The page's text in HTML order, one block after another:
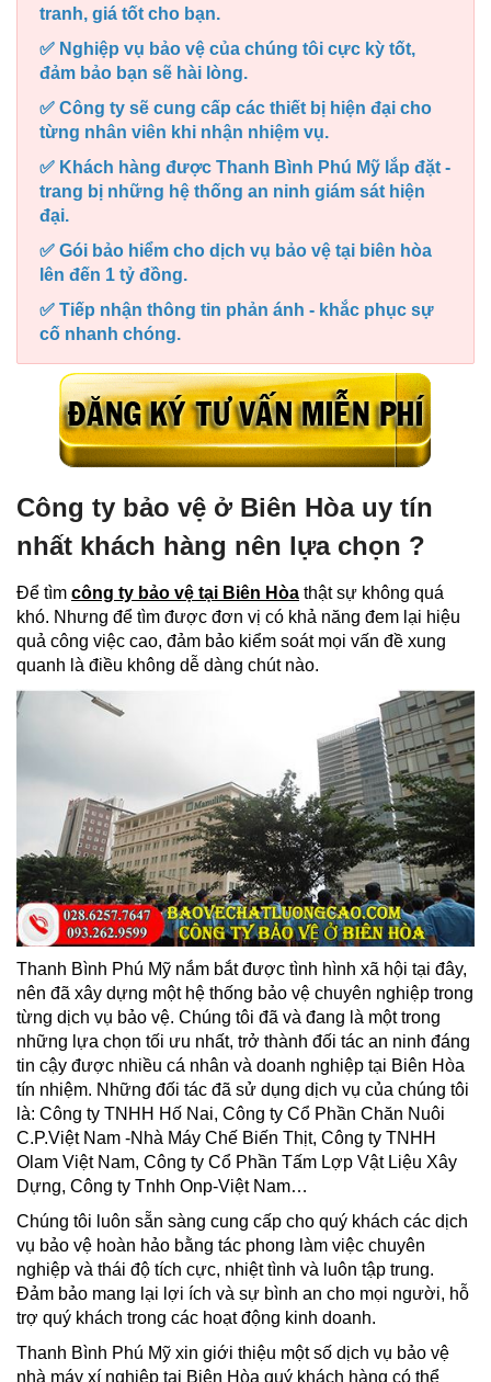
tranh, giá tốt cho bạn.
✅ Nghiệp vụ bảo vệ của chúng tôi cực kỳ tốt,
đảm bảo bạn sẽ hài lòng.
✅ Công ty sẽ cung cấp các thiết bị hiện đại cho
từng nhân viên khi nhận nhiệm vụ.
✅ Khách hàng được Thanh Bình Phú Mỹ lắp đặt -
trang bị những hệ thống an ninh giám sát hiện
đại.
✅ Gói bảo hiểm cho dịch vụ bảo vệ tại biên hòa
lên đến 1 tỷ đồng.
✅ Tiếp nhận thông tin phản ánh - khắc phục sự
cố nhanh chóng.
Công ty bảo vệ ở Biên Hòa uy tín
nhất khách hàng nên lựa chọn ?
Để tìm công ty bảo vệ tại Biên Hòa thật sự không quá
khó. Nhưng để tìm được đơn vị có khả năng đem lại hiệu
quả công việc cao, đảm bảo kiểm soát mọi vấn đề xung
quanh là điều không dễ dàng chút nào.
Thanh Bình Phú Mỹ nắm bắt được tình hình xã hội tại đây,
nên đã xây dựng một hệ thống bảo vệ chuyên nghiệp trong
từng dịch vụ bảo vệ. Chúng tôi đã và đang là một trong
những lựa chọn tối ưu nhất, trở thành đối tác an ninh đáng
tin cậy được nhiều cá nhân và doanh nghiệp tại Biên Hòa
tín nhiệm. Những đối tác đã sử dụng dịch vụ của chúng tôi
là: Công ty TNHH Hố Nai, Công ty Cổ Phần Chăn Nuôi
C.P.Việt Nam -Nhà Máy Chế Biến Thịt, Công ty TNHH
Olam Việt Nam, Công ty Cổ Phần Tấm Lợp Vật Liệu Xây
Dựng, Công ty Tnhh Onp-Việt Nam…
Chúng tôi luôn sẵn sàng cung cấp cho quý khách các dịch
vụ bảo vệ hoàn hảo bằng tác phong làm việc chuyên
nghiệp và thái độ tích cực, nhiệt tình và luôn tập trung.
Đảm bảo mang lại lợi ích và sự bình an cho mọi người, hỗ
trợ quý khách trong các hoạt động kinh doanh.
Thanh Bình Phú Mỹ xin giới thiệu một số dịch vụ bảo vệ
nhà máy xí nghiệp tại Biên Hòa quý khách hàng có thể